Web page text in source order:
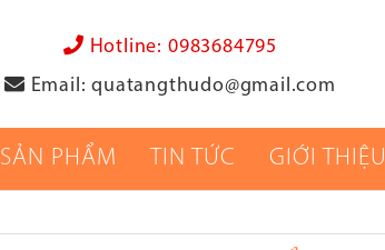
Hotline: 0983684795
Email:quatangthudo@gmail.com
SẢN PHẨM TIN TỨC GIỚI THIỆU